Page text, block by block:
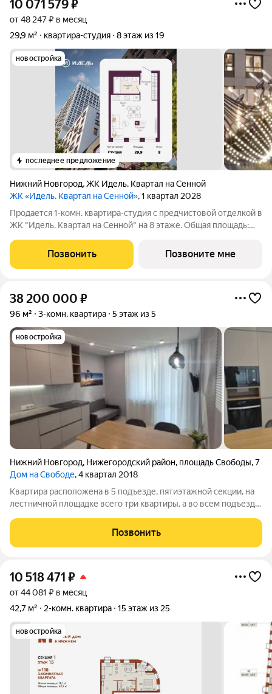
10 071 579₽
от 48 247 ₽ в месяц
29,9 м²
квартира-студия 8 этаж из 19
новостройка
последнее предложение
Нижний Новгород,ЖК Идель. Квартал на Сенной
ЖК «Идель. Квартал на Сенной», 1 квартал 2028
Продается 1-комн. квартира-студия с предчистовой отделкой в
ЖК "Идель. Квартал на Сенной" на 8 этаже. Общая площадь:
выделено под кухонную зону. Все окна выходят на одну
сторону. В квартире
Позвонить Позвоните мне
38 200 000 ₽
96 м² 3-комн. квартира 5 этаж из 5
новостройка
Нижний Новгород, Нижегородский район, площадь Свободы,7
Дом на Свободе, 4 квартал 2018
Квартира расположена в 5 подъезде, пятиэтажной секции, на
лестничной площадке всего три квартиры, а во всем подъезде
квартире выполнен дизайнерский ремонт, использованы
дорогие импортные
Позвонить
10 518 471 ₽
от 44 081 ₽ в месяц
42,7 м²
2-комн. квартира 15 этаж из 25
новостройка